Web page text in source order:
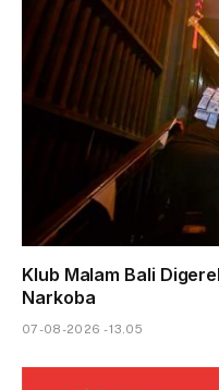
Klub Malam Bali
Narkoba
07-08-2026 - 13.05